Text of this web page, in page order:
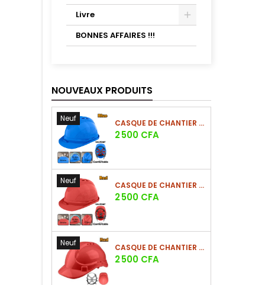
Livre
BONNES AFFAIRES !!!
NOUVEAUX PRODUITS
Neuf CASQUE DE CHANTIER BLEU EN PE 380G
Prix
2 500 CFA
Neuf CASQUE DE CHANTIER ROUGE EN PE 380G
Prix
2 500 CFA
Neuf CASQUE DE CHANTIER ROUGE EN PE 330G - NOUVEAU MODÈLE
Prix
2 500 CFA